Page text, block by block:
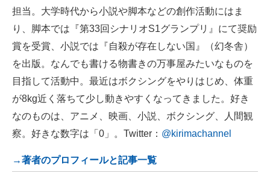
担当。大学時代から小説や脚本などの創作活動にはま
り、脚本では『第33回シナリオS1グランプリ』にて奨励
賞を受賞、小説では『自殺が存在しない国』（幻冬舎）
を出版。なんでも書ける物書きの万事屋みたいなものを
目指して活動中。最近はボクシングをやりはじめ、体重
が8kg近く落ちて少し動きやすくなってきました。好き
なのものは、アニメ、映画、小説、ボクシング、人間観
察。好きな数字は「0」。Twitter： @kirimachannel
→著者のプロフィールと記事一覧